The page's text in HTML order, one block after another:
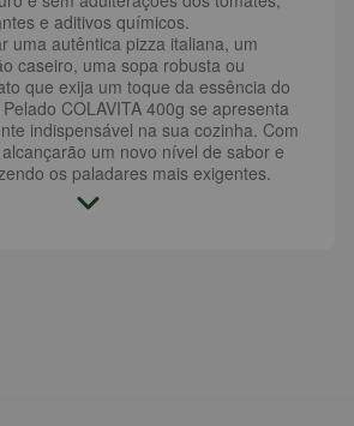
e aditivos químicos.
uma autêntica pizza italiana, um
caseiro, uma sopa robusta ou
que exija um toque da essência do
COLAVITA 400g se apresenta
indispensável na sua cozinha. Com
um novo nível de sabor e
os paladares mais exigentes.